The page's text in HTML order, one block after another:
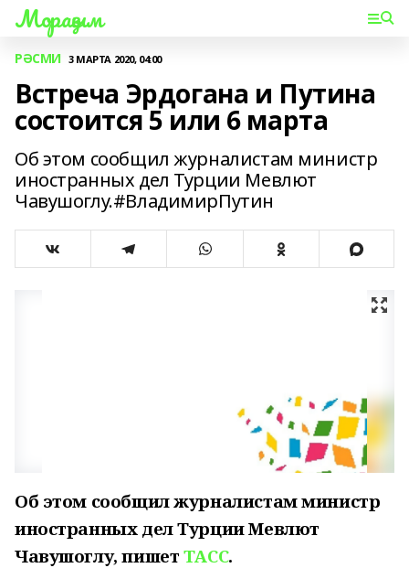
Мораҙым
РӘСМИ 3 МАРТА 2020, 04:00
Встреча Эрдогана и Путина
состоится 5 или 6 марта
Об этом сообщил журналистам министр
иностранных дел Турции Мевлют
Чавушоглу.#ВладимирПутин
Об этом сообщил журналистам министр
иностранных дел Турции Мевлют
Чавушоглу, пишет ТАСС.